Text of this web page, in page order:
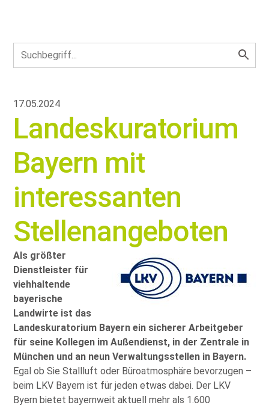
17.05.2024
Landeskuratorium
Bayern mit
interessanten
Stellenangeboten
Als größter
Dienstleister für
viehhaltende
bayerische
Landwirte ist das
Landeskuratorium Bayern ein sicherer Arbeitgeber
für seine Kollegen im Außendienst, in der Zentrale in
München und an neun Verwaltungsstellen in Bayern.
Egal ob Sie Stallluft oder Büroatmosphäre bevorzugen –
beim LKV Bayern ist für jeden etwas dabei. Der LKV
Byern bietet bayernweit aktuell mehr als 1.600